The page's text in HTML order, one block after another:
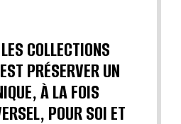
COLLECTIONS
PRÉSERVER UN
À LA FOIS
POUR SOI ET